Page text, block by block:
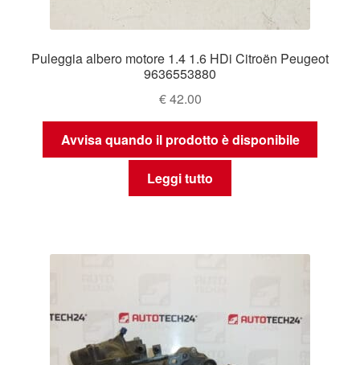
Puleggia albero motore 1.4 1.6 HDi Citroën Peugeot
9636553880
€42.00
Avvisa quando il prodotto è disponibile
Leggi tutto